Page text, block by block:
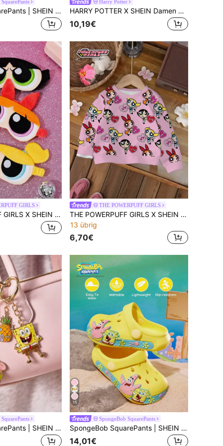
SpongeBob SquarePants | SHEIN Damen süßer Cartoon-Grafik Träger-Top und Shorts Pyjama Set, Sommer
Harry Potter
HARRY POTTER X SHEIN Damen Kurzarm T-Shirt mit Rundhalsausschnitt, Buchstaben- & Zahlen-Muster, lässig, vielseitig für den täglichen Gebrauch
10,19€
GIRLS
THE POWERPUFF GIRLS X SHEIN 1 Stück 3D Cartoon Schlafmaske, süßes Blüten-/Butterblumen-/Blasen-Muster, feine Stickerei, effektiv Licht blockierend, weiches Gewebe
THE POWERPUFF GIRLS
THE POWERPUFF GIRLS X SHEIN Baby Mädchen Cartoon Muster Lässig Alltag Langarm Sweatshirt
13 übrig
6,70€
SpongeBob SquarePants | SHEIN Süßer Cartoon Zinklegierung Öltropfen Schlüsselanhänger, Taschenbehang, Anhänger, Schmuckzubehör
15
SpongeBob SquarePants
SpongeBob SquarePants | SHEIN Süße gelbe Cartoon Kinder Gartenschuhe, geeignet für Kleinkinder und Kinder, atmungsaktiv und schnelltrocknend, leichtes und strapazierfähiges EVA-Material, unisex, geeignet zum Tragen zuhause, im Badezimmer, auf dem Spielplatz, am Schwimmbad, am Strand und an anderen Orten, sowohl drinnen als auch draußen, Patrick
14,01€